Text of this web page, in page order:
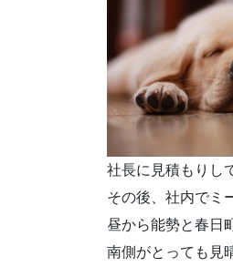
社長に見積もりし
その後、社内でミ
昼から能勢と春日
南側がとっても見